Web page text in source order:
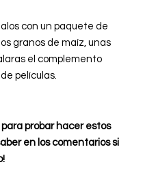
con un paquete de
granos de maíz, unas
el complemento
películas.
probar hacer estos
en los comentarios si